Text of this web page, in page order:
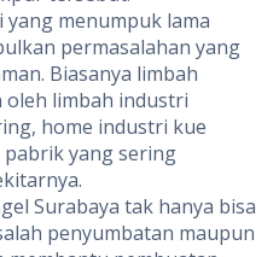
menumpuk lama
permasalahan yang
Biasanya limbah
limbah industri
home industri kue
yang sering
Surabaya tak hanya bisa
penyumbatan maupun